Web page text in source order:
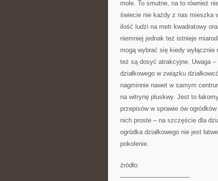
mole. To smutne, na to również
świecie nie każdy z nas mieszka
ilość ludzi na metr kwadratowy
niemniej jednak też istnieje
mogą wybrać się kiedy
też są dosyć atrakcyjne. Uwaga
działkowego w związku
nagminnie nawet w samym
na witrynę pluskwy. Jest to
przepisów w sprawie ów
nich proste – na szczęście dla
ogródka działkowego nie jest
pokolenie.
źródło:
———————————